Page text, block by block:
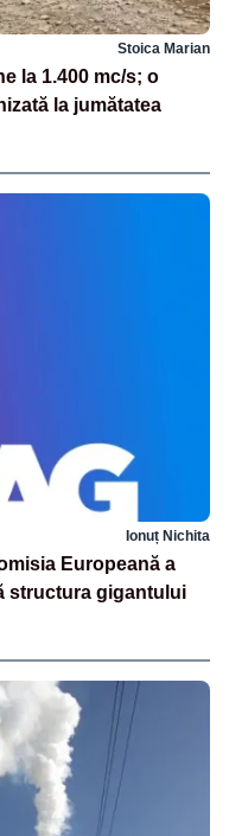
Stoica Marian
la 1.400 mc/s; o
la jumătatea
Ionuț Nichita
Europeană a
structura gigantului